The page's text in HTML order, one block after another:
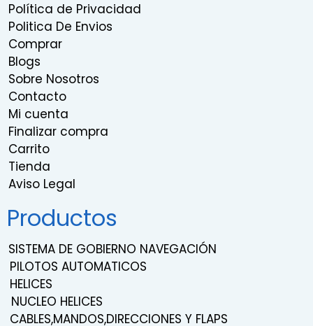
Política de Privacidad
Politica De Envios
Comprar
Blogs
Sobre Nosotros
Contacto
Mi cuenta
Finalizar compra
Carrito
Tienda
Aviso Legal
Productos
SISTEMA DE GOBIERNO NAVEGACIÓN
PILOTOS AUTOMATICOS
HELICES
NUCLEO HELICES
CABLES,MANDOS,DIRECCIONES Y FLAPS